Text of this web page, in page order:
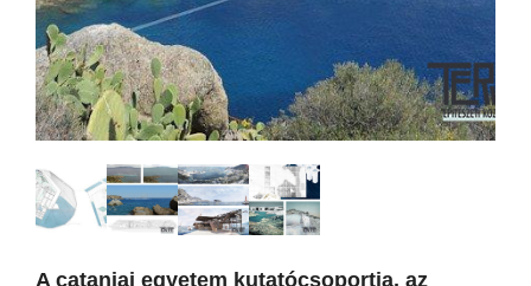
A cataniai egyetem kutatócsoportja, az